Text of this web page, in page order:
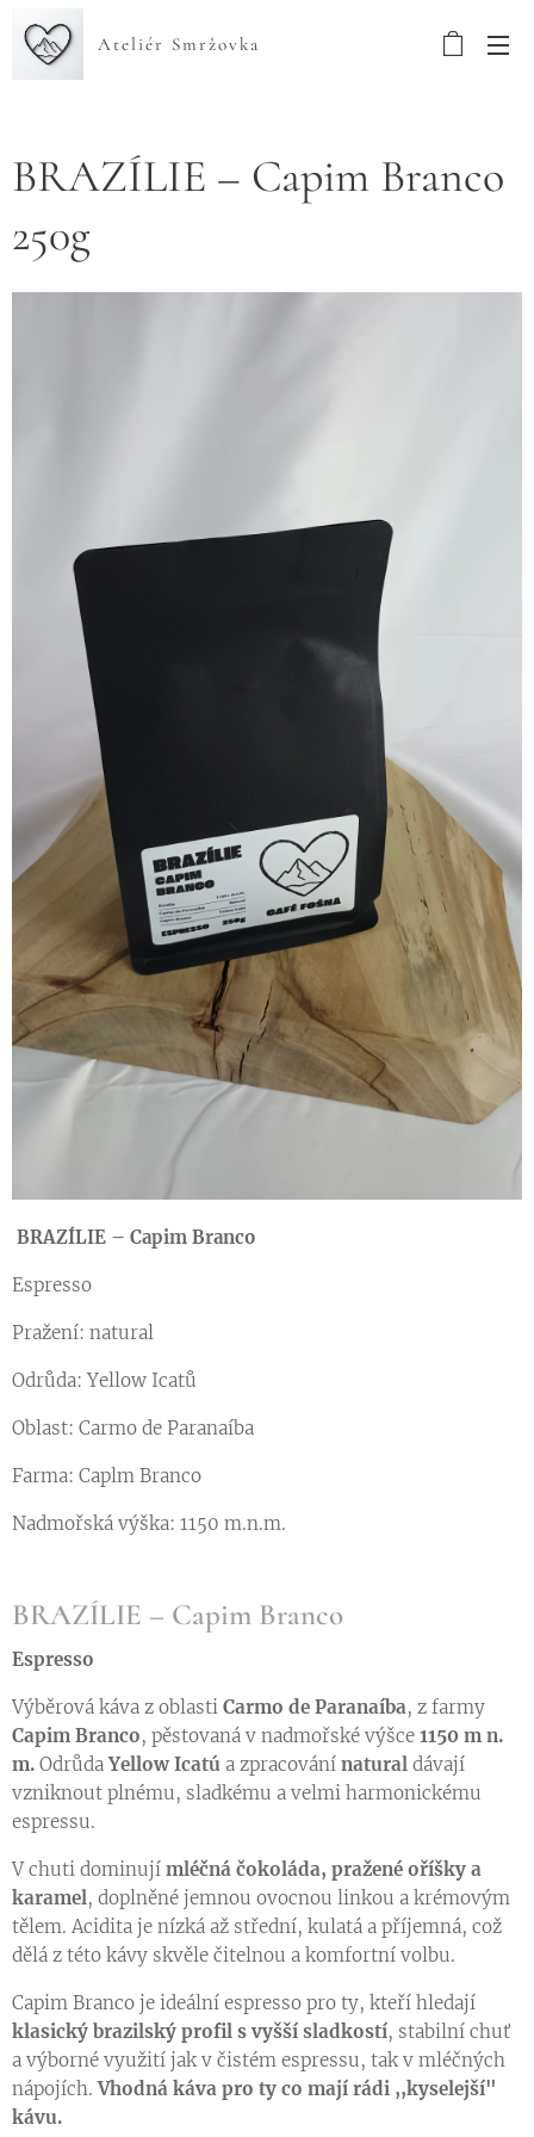
Ateliér Smržovka
BRAZÍLIE – Capim Branco
250g
BRAZÍLIE – Capim Branco
Espresso
Pražení: natural
Odrůda: Yellow Icatů
Oblast: Carmo de Paranaíba
Farma: Caplm Branco
Nadmořská výška: 1150 m.n.m.
BRAZÍLIE – Capim Branco
Espresso
Výběrová káva z oblasti Carmo de Paranaíba, z farmy
Capim Branco, pěstovaná v nadmořské výšce 1150 m n.
m. OdrůdaYellow Icatú a zpracování natural dávají
vzniknout plnému, sladkému a velmi harmonickému
espressu.
V chuti dominují mléčná čokoláda, pražené oříšky a
karamel, doplněné jemnou ovocnou linkou a krémovým
tělem. Acidita je nízká až střední, kulatá a příjemná, což
dělá z této kávy skvěle čitelnou a komfortní volbu.
Capim Branco je ideální espresso pro ty, kteří hledají
klasický brazilský profil s vyšší sladkostí, stabilní chuť
a výborné využití jak v čistém espressu, tak v mléčných
nápojích.Vhodná káva pro ty co mají rádi ,,kyselejší"
kávu.